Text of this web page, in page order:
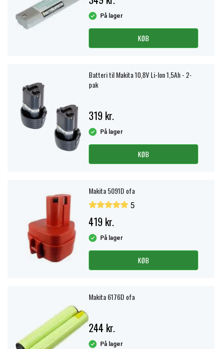
På lager
KØB
Batteri til Makita 10,8V Li-Ion 1,5Ah - 2-
pak
319 kr.
På lager
KØB
Makita 5091D ofa
5
419 kr.
På lager
KØB
Makita 6176D ofa
244 kr.
På lager